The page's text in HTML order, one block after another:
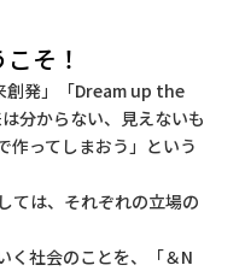
そ！
創発」「Dream up the
分からない、見えないも
作ってしまおう」という
ては、それぞれの立場の
く社会のことを、「＆N